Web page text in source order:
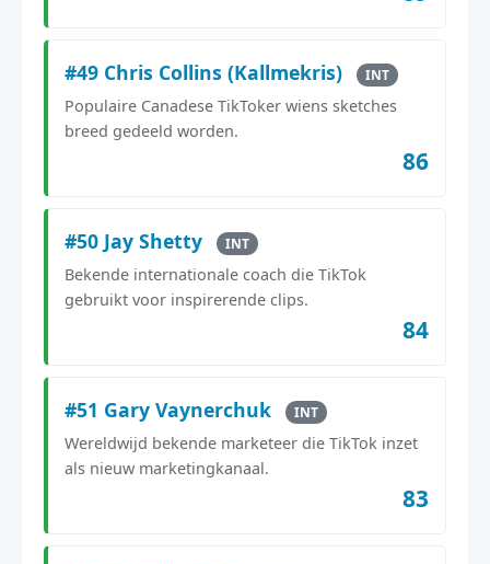
#49 Chris Collins (Kallmekris) INT
Populaire Canadese TikToker wiens sketches
breed gedeeld worden.
86
#50 Jay Shetty INT
Bekende internationale coach die TikTok
gebruikt voor inspirerende clips.
84
#51 Gary Vaynerchuk INT
Wereldwijd bekende marketeer die TikTok inzet
als nieuw marketingkanaal.
83